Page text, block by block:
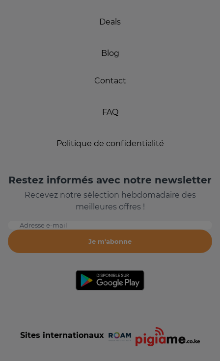
Deals
Blog
Contact
FAQ
Politique de confidentialité
Restez informés avec notre newsletter
Recevez notre sélection hebdomadaire des
meilleures offres !
Adresse e-mail
Je m'abonne
Sites internationaux